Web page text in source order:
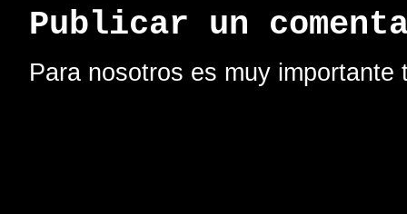
Publicar un
Para nosotros es muy